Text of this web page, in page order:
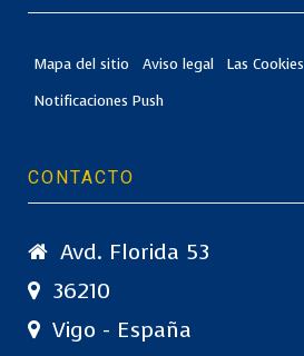
Mapa del sitio Aviso legal Las Cookies
Notificaciones Push
CONTACTO
Avd. Florida 53
36210
Vigo - España